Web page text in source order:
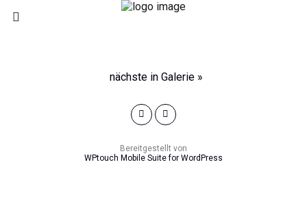
nächste in Galerie »
Bereitgestellt von
WPtouch Mobile Suite for WordPress